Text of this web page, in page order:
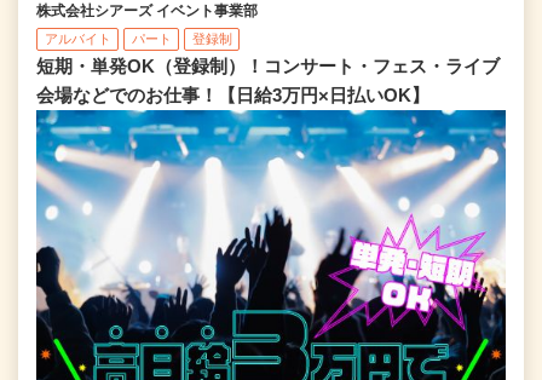
株式会社シアーズ イベント事業部
アルバイト パート 登録制
短期・単発OK（登録制）！コンサート・フェス・ライブ
会場などでのお仕事！【日給3万円×日払いOK】